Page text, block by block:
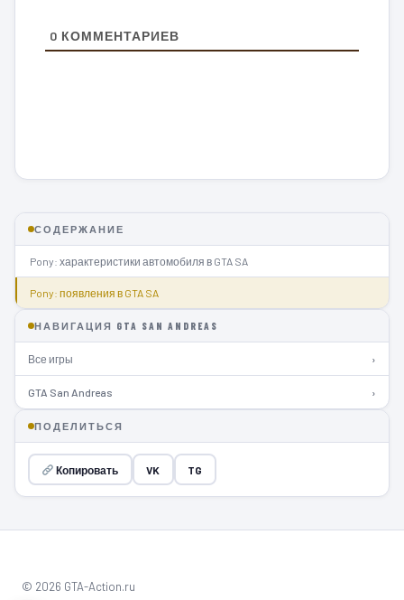
0 КОММЕНТАРИЕВ
СОДЕРЖАНИЕ
Pony: характеристики автомобиля в GTA SA
Pony: появления в GTA SA
НАВИГАЦИЯ GTA SAN ANDREAS
Все игры ›
GTA San Andreas ›
ПОДЕЛИТЬСЯ
Копировать VK TG
© 2026 GTA-Action.ru